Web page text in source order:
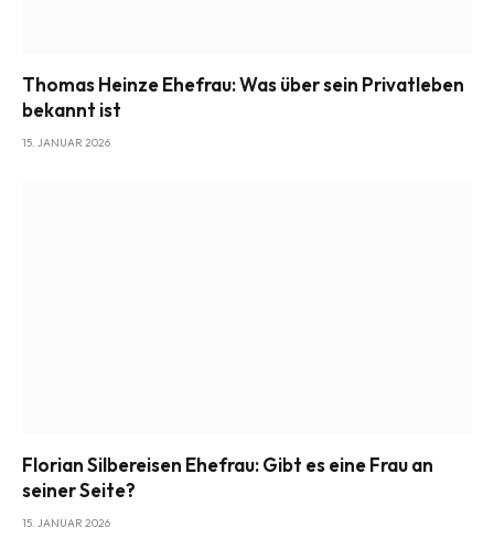
Thomas Heinze Ehefrau: Was über sein Privatleben
bekannt ist
15. JANUAR 2026
Florian Silbereisen Ehefrau: Gibt es eine Frau an
seiner Seite?
15. JANUAR 2026